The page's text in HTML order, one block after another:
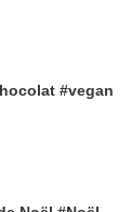
#vegan